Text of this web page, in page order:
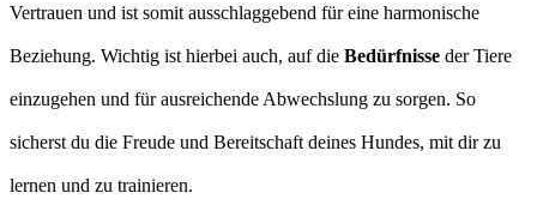
Vertrauen und ist somit ausschlaggebend für eine harmonische
Beziehung. Wichtig ist hierbei auch, auf die Bedürfnisse der Tiere
einzugehen und für ausreichende Abwechslung zu sorgen. So
sicherst du die Freude und Bereitschaft deines Hundes, mit dir zu
lernen und zu trainieren.